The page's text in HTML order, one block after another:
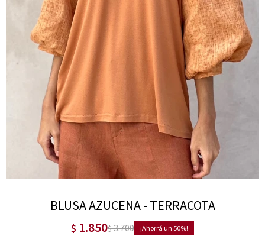
BLUSA AZUCENA - TERRACOTA
$ 1.850$3.700 50